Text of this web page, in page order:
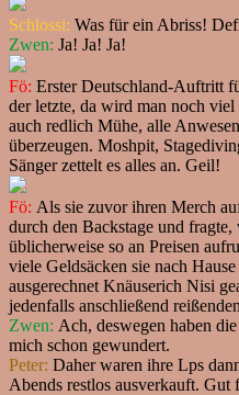
Schlossi: Was für ein Abriss!
Zwen: Ja! Ja! Ja!
Fö: Erster Deutschland-Auftritt
der letzte, da wird man noch
auch redlich Mühe, alle
überzeugen. Moshpit,
Sänger zettelt es alles an. Geil!
Fö: Als sie zuvor ihren Merch
durch den Backstage und fragte,
üblicherweise so an Preisen
viele Geldsäcken sie nach
ausgerechnet Knäuserich Nisi
jedenfalls anschließend
Zwen: Ach, deswegen haben
mich schon gewundert.
Peter: Daher waren ihre Lps
Abends restlos ausverkauft.